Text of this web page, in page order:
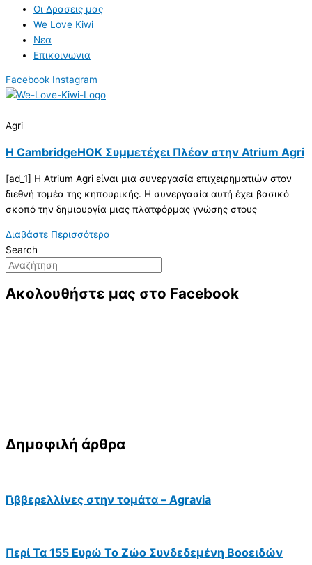
Οι Δρασεις μας
We Love Kiwi
Νεα
Επικοινωνια
Facebook Instagram
Agri
Η CambridgeHOK Συμμετέχει Πλέον στην Atrium Agri
[ad_1] Η Atrium Agri είναι μια συνεργασία επιχειρηματιών στον
διεθνή τομέα της κηπουρικής. Η συνεργασία αυτή έχει βασικό
σκοπό την δημιουργία μιας πλατφόρμας γνώσης στους
Διαβάστε Περισσότερα
Search
Ακολουθήστε μας στο Facebook
Δημοφιλή άρθρα
Γιββερελλίνες στην τομάτα – Agravia
Περί Τα 155 Ευρώ Το Ζώο Συνδεδεμένη Βοοειδών